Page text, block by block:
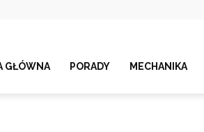
GŁÓWNA PORADY MECHANIKA